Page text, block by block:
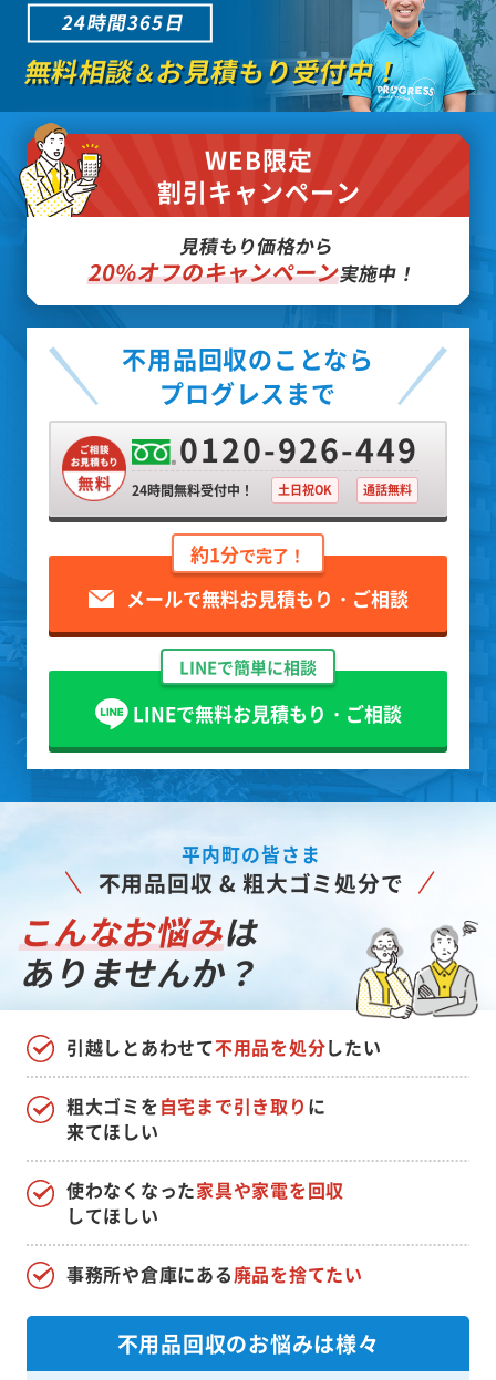
24時間365日
無料相談＆お見積もり受付中！
WEB限定
割引キャンペーン
見積もり価格から
20%オフのキャンペーン実施中！
不用品回収のことなら
プログレスまで
0120-926-449
24時間無料受付中！ 土日祝OK 通話無料
約1分で完了！
メールで無料お見積もり・ご相談
LINEで簡単に相談
LINEで無料お見積もり・ご相談
平内町の皆さま
不用品回収 & 粗大ゴミ処分で
こんなお悩みは
ありませんか？
引越しとあわせて不用品を処分したい
使わなくなった家具や家電を回収
してほしい
粗大ゴミを自宅まで引き取り に
来てほしい
事務所や倉庫にある廃品を捨てたい
不用品回収のお悩みは様々